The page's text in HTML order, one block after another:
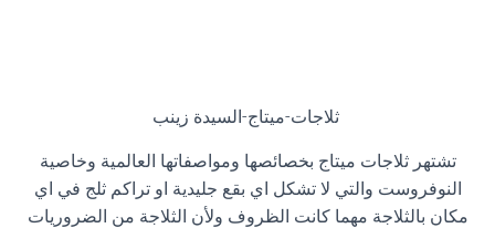
ثلاجات-ميتاج-السيدة زينب
تشتهر ثلاجات ميتاج بخصائصها ومواصفاتها العالمية وخاصية
النوفروست والتي لا تشكل اي بقع جليدية او تراكم ثلج في اي
مكان بالثلاجة مهما كانت الظروف ولأن الثلاجة من الضروريات